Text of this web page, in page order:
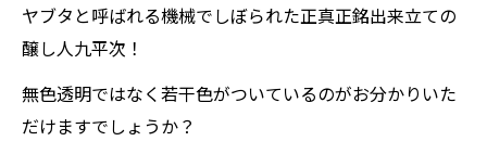
ヤブタと呼ばれる機械でしぼられた正真正銘出来立ての
醸し人九平次！
無色透明ではなく若干色がついているのがお分かりいた
だけますでしょうか？